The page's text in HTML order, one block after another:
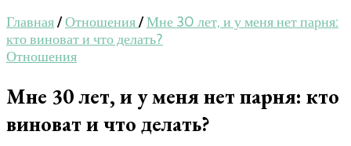
Главная/Отношения/Мне 30 лет, и у меня нет парня:
кто виноват и что делать?
Отношения
Мне 30 лет, и у меня нет парня: кто
виноват и что делать?